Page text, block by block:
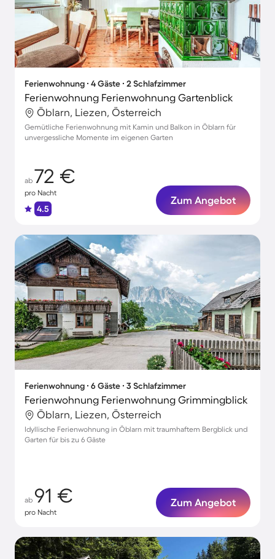
Ferienwohnung ∙ 4 Gäste ∙ 2 Schlafzimmer
Ferienwohnung Ferienwohnung Gartenblick
Öblarn, Liezen, Österreich
Gemütliche Ferienwohnung mit Kamin und Balkon in Öblarn für
unvergessliche Momente im eigenen Garten
ab 72 €
pro Nacht
4.5
Zum Angebot
Ferienwohnung ∙ 6 Gäste ∙ 3 Schlafzimmer
Ferienwohnung Ferienwohnung Grimmingblick
Öblarn, Liezen, Österreich
Idyllische Ferienwohnung in Öblarn mit traumhaftem Bergblick und
Garten für bis zu 6 Gäste
ab 91 €
pro Nacht
Zum Angebot